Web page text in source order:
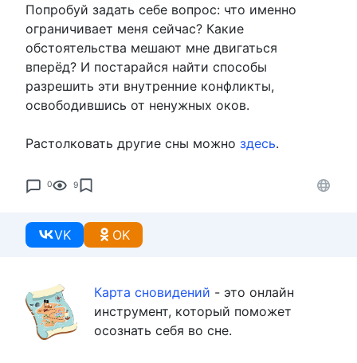
Попробуй задать себе вопрос: что именно
ограничивает меня сейчас? Какие
обстоятельства мешают мне двигаться
вперёд? И постарайся найти способы
разрешить эти внутренние конфликты,
освободившись от ненужных оков.
Растолковать другие сны можно здесь.
0 9
VK OK
Карта сновидений - это онлайн
инструмент, который поможет
осознать себя во сне.